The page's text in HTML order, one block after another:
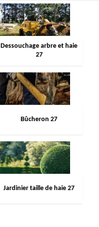
Dessouchage arbre et haie
27
Bûcheron 27
Jardinier taille de haie 27